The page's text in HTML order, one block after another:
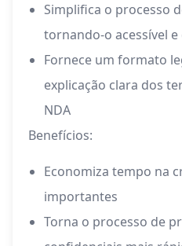
Simplifica o processo
tornando-o acessível
Fornece um formato
explicação clara dos
NDA
Benefícios:
Economiza tempo na
importantes
Torna o processo de